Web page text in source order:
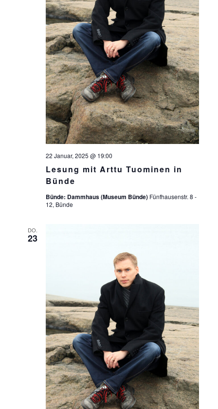
Lesung mit Arttu Tuominen in
Bünde
22 Januar, 2025 @ 19:00
Bünde: Dammhaus (Museum Bünde) Fünfhausenstr. 8 -
12, Bünde
DO.
23